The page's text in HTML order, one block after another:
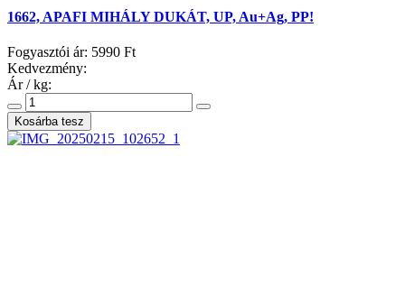
1662, APAFI MIHÁLY DUKÁT, UP, Au+Ag, PP!
Fogyasztói ár: 5990 Ft
Kedvezmény:
Ár / kg: